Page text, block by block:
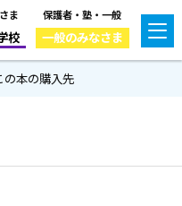
ま
校
保護者・塾・一般
一般のみなさま
の本の購入先